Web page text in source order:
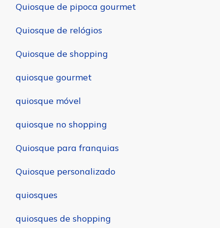
Quiosque de pipoca gourmet
Quiosque de relógios
Quiosque de shopping
quiosque gourmet
quiosque móvel
quiosque no shopping
Quiosque para franquias
Quiosque personalizado
quiosques
quiosques de shopping